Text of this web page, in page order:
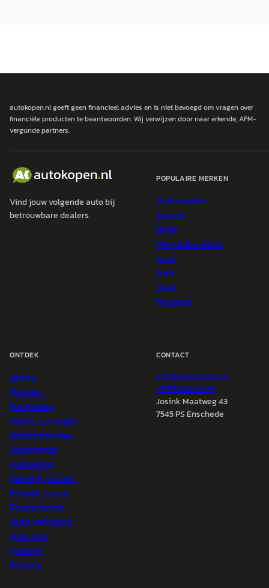
autokopen.nl geeft geen financieel advies en is niet bevoegd om vragen over
financiële producten te beantwoorden. Wij verwijzen door naar erkende, AFM-
vergunde partners.
Vind jouw volgende auto bij
betrouwbare dealers.
POPULAIRE MERKEN
Volkswagen
Toyota
BMW
Mercedes-Benz
Audi
Ford
Opel
Peugeot
ONTDEK
Auto's
Nieuws
Marktdata
Auto's per regio
Autoprijsindex
Autotrends
Autowijzer
Zakelijk leasen
Private Lease
Financiering
Auto verkopen
Over ons
Contact
Privacy
CONTACT
info@autokopen.nl
+31 53 208 4490
Josink Maatweg 43
7545 PS Enschede